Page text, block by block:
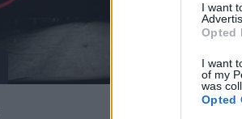
I want
Opted
I want
of my
was
Opted